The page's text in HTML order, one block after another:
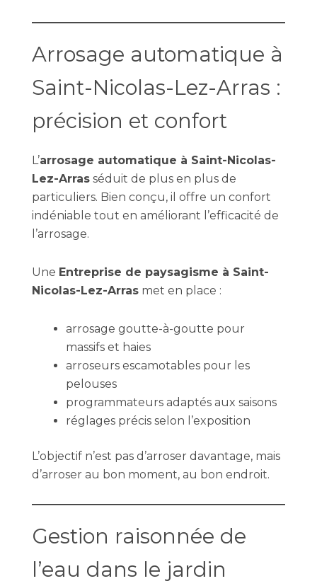
Arrosage automatique à
Saint-Nicolas-Lez-Arras :
précision et confort
L’arrosage automatique à Saint-Nicolas-
Lez-Arras séduit de plus en plus de
particuliers. Bien conçu, il offre un confort
indéniable tout en améliorant l’efficacité de
l’arrosage.
Une Entreprise de paysagisme à Saint-
Nicolas-Lez-Arras met en place :
arrosage goutte-à-goutte pour
massifs et haies
arroseurs escamotables pour les
pelouses
programmateurs adaptés aux saisons
réglages précis selon l’exposition
L’objectif n’est pas d’arroser davantage, mais
d’arroser au bon moment, au bon endroit.
Gestion raisonnée de
l’eau dans le jardin